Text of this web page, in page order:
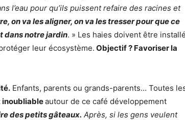
l’eau pour qu’ils puissent refaire des racines et
on va les aligner, on va les tresser pour que ce
dans notre jardin. » Les haies doivent être
leur écosystème. Objectif ? Favoriser la
Enfants, parents ou grands-parents… Toutes
inoubliableautour de ce café développement
des petits gâteaux. Après, si les gens veulent